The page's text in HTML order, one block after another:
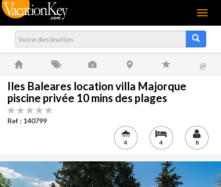
Menu
@
Iles Baleares location villa Majorque
piscine privée 10 mins des plages
Ref : 140799
4 4 8